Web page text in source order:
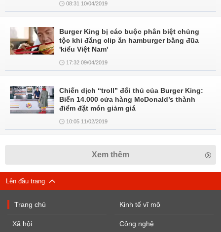
08:31 10/04/2019
Burger King bị cáo buộc phân biệt chủng
tộc khi đăng clip ăn hamburger bằng đũa
'kiểu Việt Nam'
17:32 09/04/2019
Chiến dịch “troll” đối thủ của Burger King:
Biến 14.000 cửa hàng McDonald’s thành
điểm đặt món giảm giá
10:05 11/02/2019
Xem thêm
Lên đầu trang
Trang chủ
Xã hội
Kinh tế vĩ mô
Công nghệ